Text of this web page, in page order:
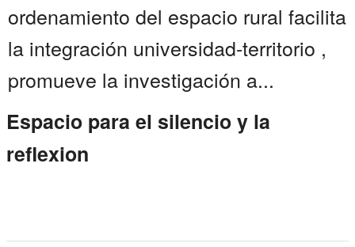
ordenamiento del espacio rural facilita
la integración universidad-territorio ,
promueve la investigación a...
Espacio para el silencio y la
reflexion